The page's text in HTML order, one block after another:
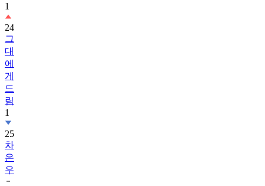
1
24
그
대
에
게
드
림
1
25
차
은
우